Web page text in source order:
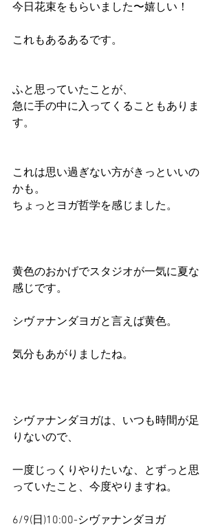
今日花束をもらいました〜嬉しい！
これもあるあるです。
ふと思っていたことが、
急に手の中に入ってくることもありま
す。
これは思い過ぎない方がきっといいの
かも。
ちょっとヨガ哲学を感じました。
黄色のおかげでスタジオが一気に夏な
感じです。
シヴァナンダヨガと言えば黄色。
気分もあがりましたね。
シヴァナンダヨガは、いつも時間が足
りないので、
一度じっくりやりたいな、とずっと思
っていたこと、今度やりますね。
6/9(日)10:00-シヴァナンダヨガ